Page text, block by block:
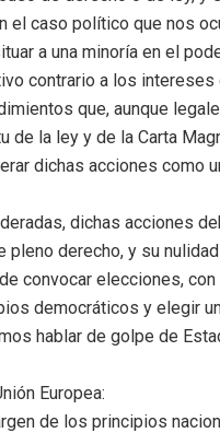
el caso político que nos
a una minoría en el
contrario a los intereses
que, aunque
de la ley y de la Carta
dichas acciones como
dichas acciones
pleno derecho, y su
convocar elecciones, con
democráticos y elegir
hablar de golpe de
Europea:
de los principios